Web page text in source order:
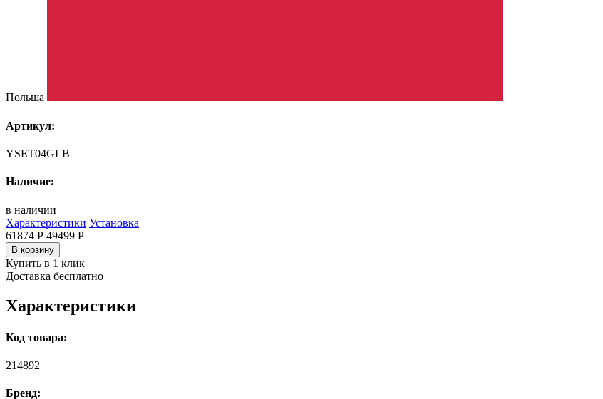
Польша
Артикул:
YSET04GLB
Наличие:
в наличии
Характеристики Установка
61874 Р 49499 Р
В корзину
Купить в 1 клик
Доставка бесплатно
Характеристики
Код товара:
214892
Бренд: